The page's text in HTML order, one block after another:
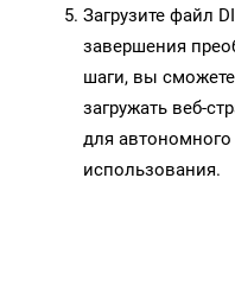
Загрузите файл
завершения
шаги, вы
загружать веб-
для
использования.